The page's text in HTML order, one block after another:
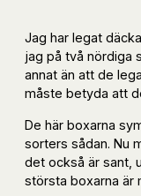
Jag har legat
jag på två nördiga
annat än att de
måste betyda att
De här boxarna
sorters sådan. Nu
det också är sant,
största boxarna är